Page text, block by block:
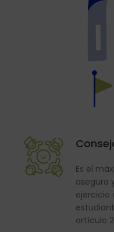
Es el
asegura
ejercicio
artículo